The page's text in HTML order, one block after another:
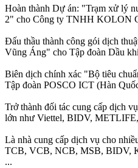
Hoàn thành Dự án: "Trạm xử lý
2" cho Công ty TNHH KOLON
Đấu thầu thành công gói dịch
Vũng Áng" cho Tập đoàn Dầu
Biên dịch chính xác "Bộ tiêu
Tập đoàn POSCO ICT (Hàn
Trở thành đối tác cung cấp dịch
lớn như Viettel, BIDV,
Là nhà cung cấp dịch vụ cho
TCB, VCB, NCB, MSB, BIDV,
...